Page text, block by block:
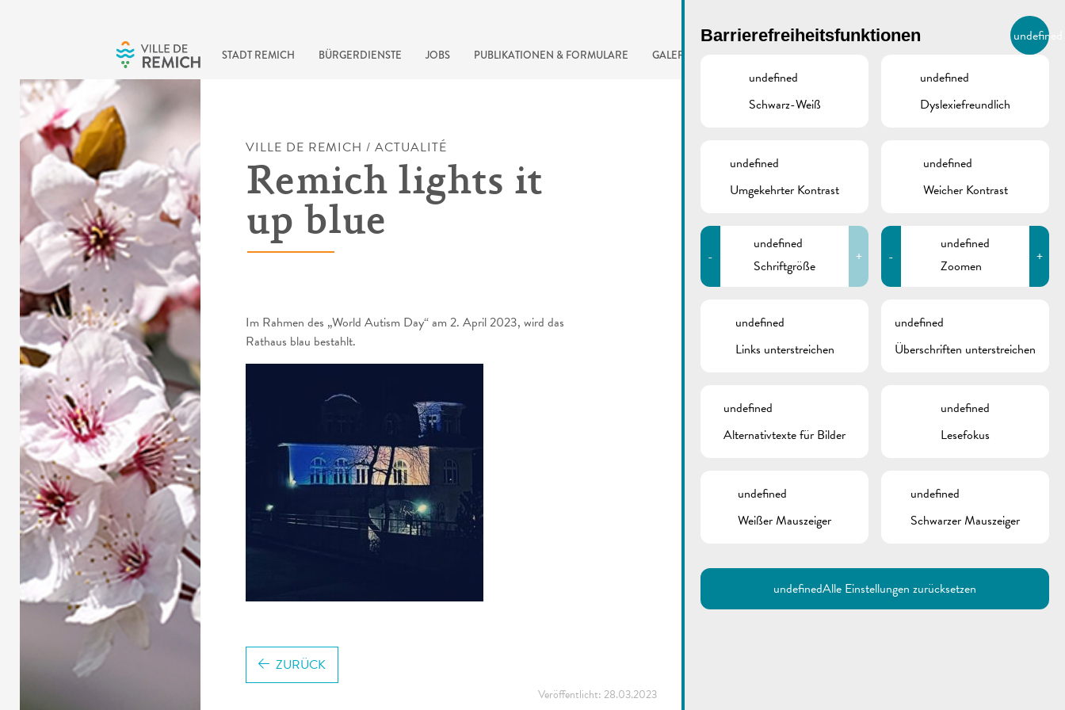
STADT REMICH BÜRGERDIENSTE JOBS PUBLIKATIONEN & FORMULARE GALERIE DE
BIERGER.REMICH.LU
Utilisez la recherche pour
Comme par exemple des contacts, des
informations ou de documents.
VILLE DE REMICH / ACTUALITÉ
Remich lights it
up blue
Veröffentlicht:28.03.2023
Im Rahmen des „World Autism Day“ am 2. April 2023, wird das
Rathaus blau bestahlt.
ZURÜCK
Barrierefreiheitsfunktionen undefined
undefined
Schwarz-Weiß
undefined
Dyslexiefreundlich
undefined
Umgekehrter Kontrast
undefined
Weicher Kontrast
-
undefined
Schriftgröße
+ -
undefined
Zoomen
+
undefined
Links unterstreichen
undefined
Überschriften unterstreichen
undefined
Alternativtexte für Bilder
undefined
Lesefokus
undefined
Weißer Mauszeiger
undefined
Schwarzer Mauszeiger
undefinedAlle Einstellungen zurücksetzen